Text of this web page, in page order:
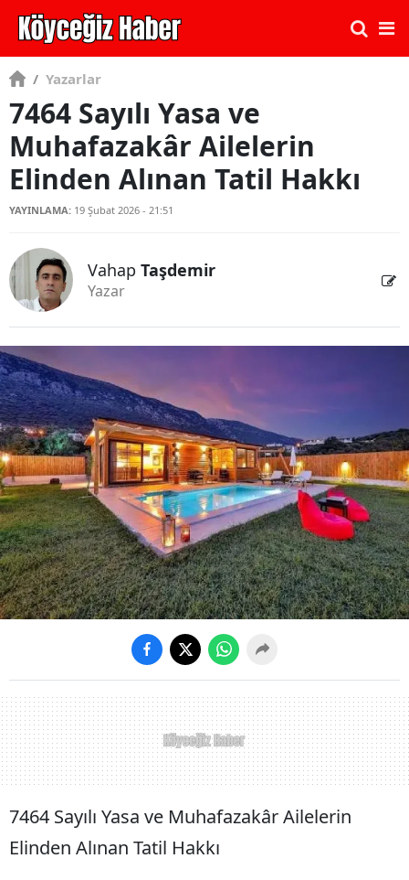
/ Yazarlar
7464 Sayılı Yasa ve
Muhafazakâr Ailelerin
Elinden Alınan Tatil Hakkı
YAYINLAMA: 19 Şubat 2026 - 21:51
Vahap Taşdemir
Yazar
7464 Sayılı Yasa ve Muhafazakâr Ailelerin
Elinden Alınan Tatil Hakkı